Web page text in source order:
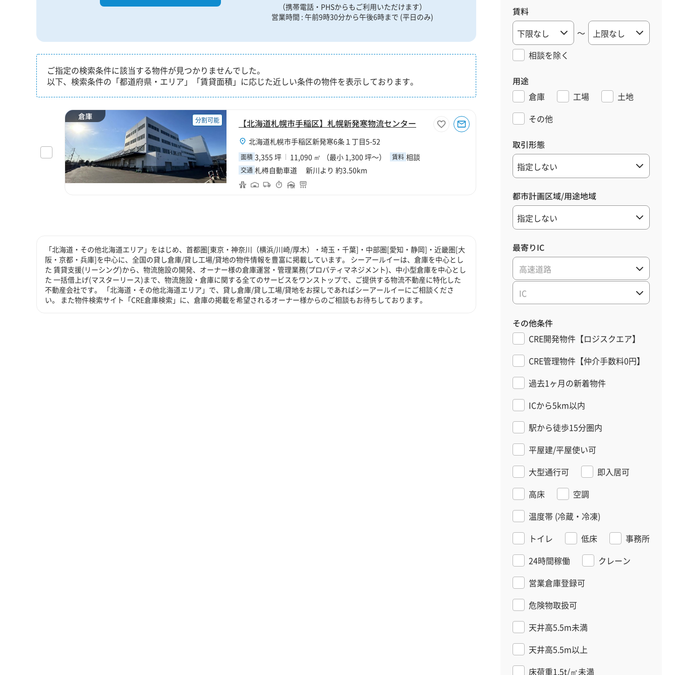
（携帯電話・PHSからもご利用いただけます）
営業時間 : 午前9時30分から午後6時まで (平日のみ)
ご指定の検索条件に該当する物件が見つかりませんでした。
以下、検索条件の「都道府県・エリア」「賃貸面積」に応じた近しい条件の物件を表示しております。
倉庫 分割可能 【北海道札幌市手稲区】札幌新発寒物流センター
北海道札幌市手稲区新発寒6条１丁目5-52
面積 3,355 坪 11,090 ㎡ （最小 1,300 坪～） 賃料 相談
交通 札樽自動車道 新川より 約3.50km
「北海道・その他北海道エリア」をはじめ、首都圏[東京・神奈川（横浜/川崎/厚木）・埼玉・千葉]・中部圏[愛知・静岡]・近畿圏[大
阪・京都・兵庫]を中心に、全国の貸し倉庫/貸し工場/貸地の物件情報を豊富に掲載しています。 シーアールイーは、倉庫を中心とし
た 賃貸支援(リーシング)から、物流施設の開発、オーナー様の倉庫運営・管理業務(プロパティマネジメント)、中小型倉庫を中心とし
た 一括借上げ(マスターリース)まで、物流施設・倉庫に関する全てのサービスをワンストップで、ご提供する物流不動産に特化した
不動産会社です。 「北海道・その他北海道エリア」で、貸し倉庫/貸し工場/貸地をお探しであればシーアールイーにご相談くださ
い。 また物件検索サイト「CRE倉庫検索」に、倉庫の掲載を希望されるオーナー様からのご相談もお待ちしております。
賃料
～
相談を除く
用途
倉庫
工場
土地
その他
取引形態
都市計画区域/用途地域
最寄りIC
高速道路
IC
その他条件
CRE開発物件【ロジスクエア】
CRE管理物件【仲介手数料0円】
過去1ヶ月の新着物件
ICから5km以内
駅から徒歩15分圏内
平屋建/平屋使い可
大型通行可
即入居可
高床
空調
温度帯 (冷蔵・冷凍)
トイレ
低床
事務所
24時間稼働
クレーン
営業倉庫登録可
危険物取扱可
天井高5.5m未満
天井高5.5m以上
床荷重1.5t/㎡未満